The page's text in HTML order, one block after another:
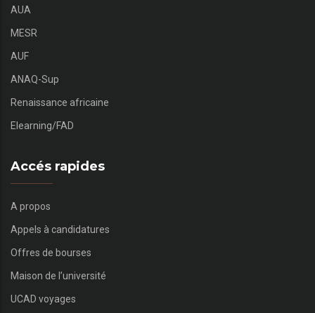
AUA
MESR
AUF
ANAQ-Sup
Renaissance africaine
Elearning/FAD
Accés rapides
A propos
Appels à candidatures
Offres de bourses
Maison de l’université
UCAD voyages